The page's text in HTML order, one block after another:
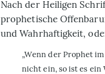
Nach der Heiligen
prophetische
und Wahrhaftigkeit,
„Wenn der Prophet
nicht ein, so ist es ein